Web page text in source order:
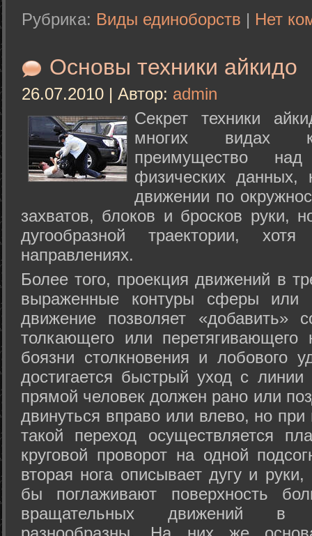
Рубрика: Виды единоборств | Нет
Основы техники айкидо
26.07.2010 | Автор: admin
Секрет техники
многих видах
преимущество
физических данных,
движении по
захватов, блоков и бросков руки,
дугообразной траектории,
направлениях.
Более того, проекция движений в
выраженные контуры сферы или
движение позволяет «добавить»
толкающего или перетягивающего
боязни столкновения и лобового
достигается быстрый уход с
прямой человек должен рано или
двинуться вправо или влево, но
такой переход осуществляется
круговой проворот на одной
вторая нога описывает дугу и
бы поглаживают поверхность
вращательных движений в